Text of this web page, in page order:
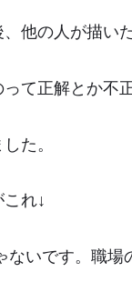
他の人が描い
って正解とか不
た。
れ↓
いです。職場